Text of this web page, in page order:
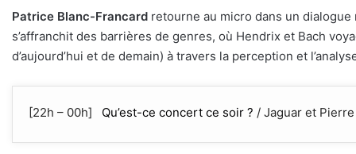
Patrice Blanc-Francard retourne au micro dans un
s’affranchit des barrières de genres, où Hendrix et Bach
d’aujourd’hui et de demain) à travers la perception et
[22h – 00h] Qu’est-ce concert ce soir ? / Jaguar et